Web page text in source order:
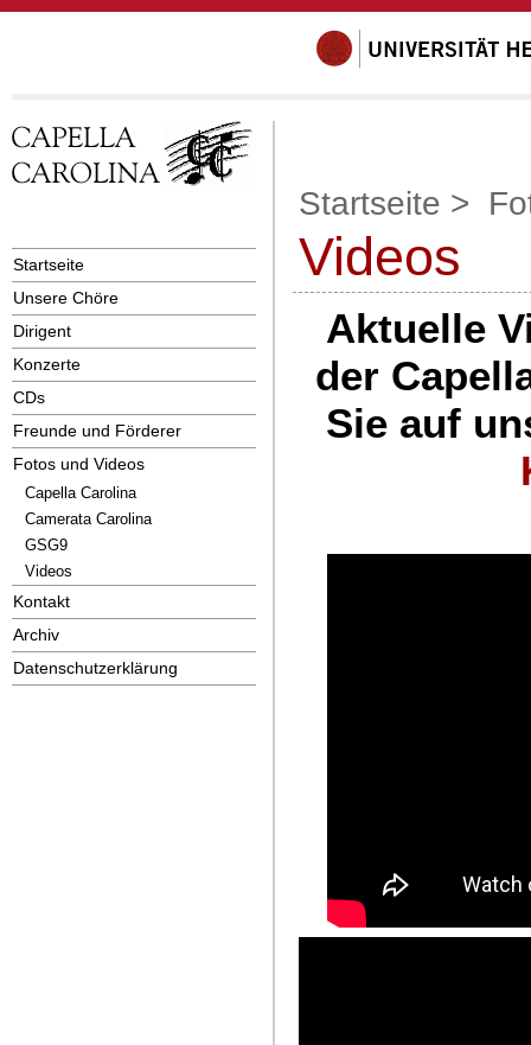
Startseite
Unsere Chöre
Dirigent
Konzerte
CDs
Freunde und Förderer
Fotos und Videos
Capella Carolina
Camerata Carolina
GSG9
Videos
Kontakt
Archiv
Datenschutzerklärung
Startseite >
Videos
Aktuelle
der
Sie auf